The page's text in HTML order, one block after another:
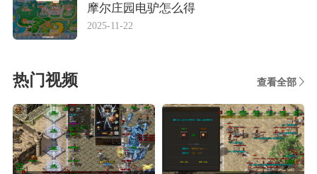
摩尔庄园电驴怎么得
2025-11-22
热门视频 查看全部